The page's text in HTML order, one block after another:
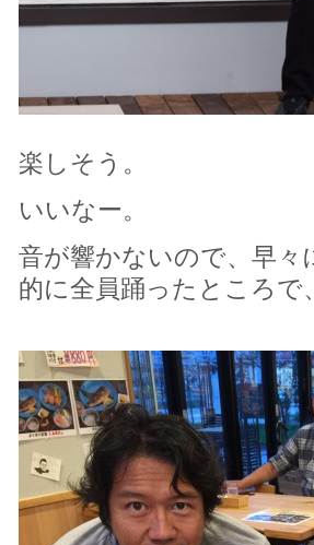
楽しそう。
いいなー。
音が響かないので、早
的に全員踊ったところ